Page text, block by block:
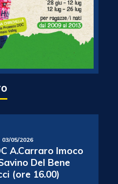
03/05/2026
A.Carraro Imoco
Del Bene
(ore 16.00)